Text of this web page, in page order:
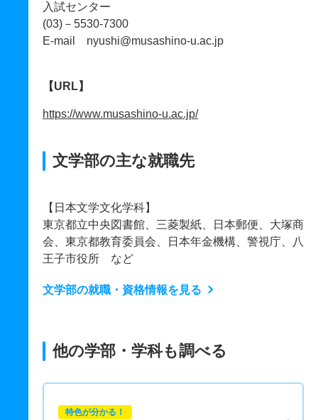
入試センター
(03)－5530-7300
E-mail nyushi@musashino-u.ac.jp
【URL】
https://www.musashino-u.ac.jp/
文学部の主な就職先
【日本文学文化学科】
東京都立中央図書館、三菱製紙、日本郵便、大塚商
会、東京都教育委員会、日本年金機構、警視庁、八
王子市役所 など
文学部の就職・資格情報を見る
他の学部・学科も調べる
特色が分かる！